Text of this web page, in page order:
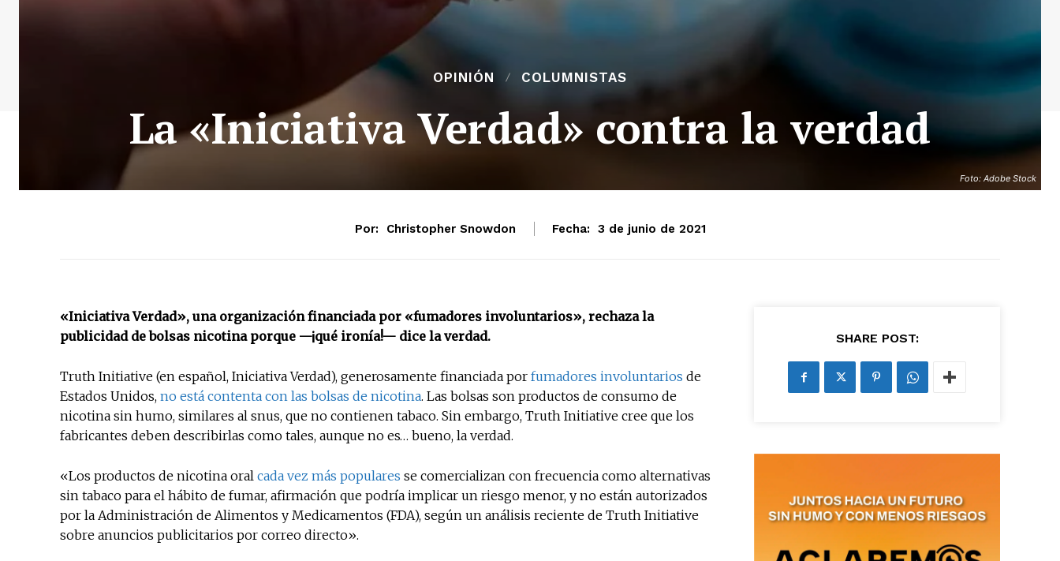
No te pierdas de las últimas
noticias
Suscríbete a nuestro boletín diario y recibe todas las
Foto: Adobe Stock
OPINIÓN COLUMNISTAS
La «Iniciativa Verdad» contra la verdad
Por: Christopher Snowdon Fecha: 3 de junio de 2021
«Iniciativa Verdad», una organización financiada por «fumadores involuntarios», rechaza la
publicidad de bolsas nicotina porque —¡qué ironía!— dice la verdad.
Truth Initiative (en español, Iniciativa Verdad), generosamente financiada por fumadores involuntarios de
Estados Unidos, no está contenta con las bolsas de nicotina. Las bolsas son productos de consumo de
nicotina sin humo, similares al snus, que no contienen tabaco. Sin embargo, Truth Initiative cree que los
fabricantes deben describirlas como tales, aunque no es… bueno, la verdad.
«Los productos de nicotina oral cada vez más populares se comercializan con frecuencia como alternativas
sin tabaco para el hábito de fumar, afirmación que podría implicar un riesgo menor, y no están autorizados
por la Administración de Alimentos y Medicamentos (FDA), según un análisis reciente de Truth Initiative
sobre anuncios publicitarios por correo directo».
SHARE POST: